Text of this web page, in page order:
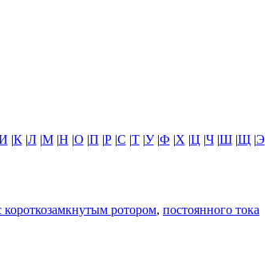
|К|Л|М|Н |О |П |Р|С |Т|У|Ф |Х |Ц |Ч|Ш|Щ|Э
короткозамкнутым ротором, постоянного тока